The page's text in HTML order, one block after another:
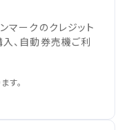
マークのクレジット
入、自動券売機ご利
す。